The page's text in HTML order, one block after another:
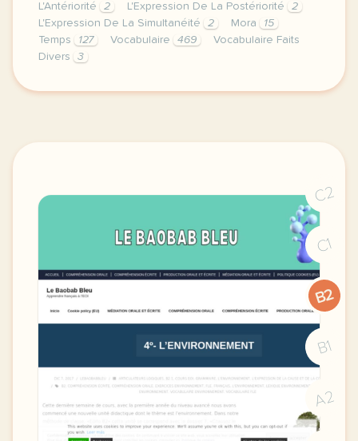
L'Antériorité
2 L'Expression De La Postériorité
2
L'Expression De La Simultanéité
2 Mora
15
Temps
127 Vocabulaire 469
Vocabulaire Faits
Divers
3
image pixabay comcette derniere semaine de
C2
C1
B2
B1
A2